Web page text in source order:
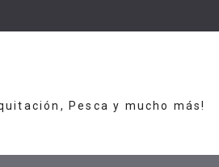
Pesca y mucho más!